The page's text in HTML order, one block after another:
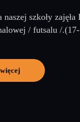
naszej szkoły
/ futsalu /